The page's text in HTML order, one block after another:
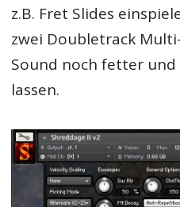
z.B. Fret Slides
zwei Doubletrack
Sound noch fetter
lassen.